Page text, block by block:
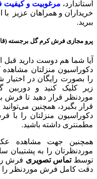
استاندارد، مرغوبیت و
خریداران و همراهان عزیز
ببرید.
پرو مجازی فرش کرم گل برجسته
آیا شما هم دوست دارید قبل
دکوراسیون منزلتان مشاهده
را بصورت رایگان در
زیر کلیک کنید و
موردنظر قرار دهيد تا
قرار بگیرد، همچنین
دکوراسیون منزلتان را با
مطمنتری داشته باشید.
همچنین جهت مشاهده
موردنظرتان را به پشتیبان
توسطتماس تصویری فرش را
دقت کامل فرش موردنظر را